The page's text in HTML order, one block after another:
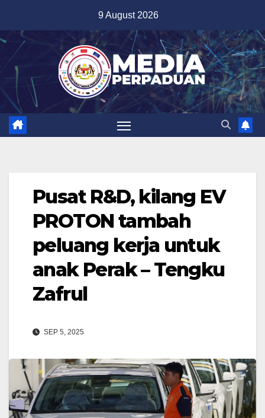
content
9 August 2026
Pusat R&D, kilang EV
PROTON tambah
peluang kerja untuk
anak Perak – Tengku
Zafrul
SEP 5, 2025